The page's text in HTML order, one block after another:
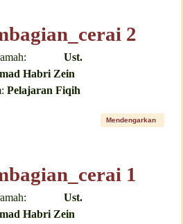
2
Ust.
Habri Zein
Pelajaran Fiqih
Mendengarkan
1
Ust.
Habri Zein